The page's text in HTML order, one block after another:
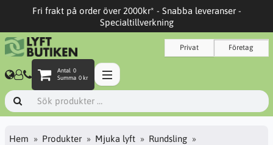
Fri frakt på order över 2000kr* - Snabba leveranser -
Specialtillverkning
Privat Företag
Antal 0
Summa 0 kr
Hem Produkter Mjuka lyft
Rundsling